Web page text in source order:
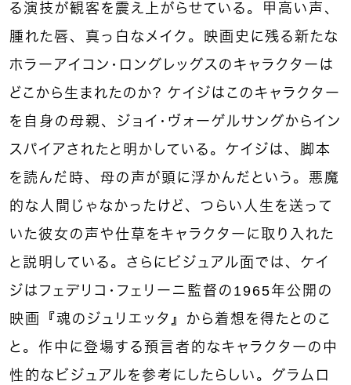
る演技が観客を震え上がらせている。甲高い声、
腫れた唇、真っ白なメイク。映画史に残る新たな
ホラーアイコン・ロングレッグスのキャラクターは
どこから生まれたのか？ ケイジはこのキャラクター
を自身の母親、ジョイ・ヴォーゲルサングからイン
スパイアされたと明かしている。ケイジは、脚本
を読んだ時、母の声が頭に浮かんだという。悪魔
的な人間じゃなかったけど、つらい人生を送って
いた彼女の声や仕草をキャラクターに取り入れた
と説明している。さらにビジュアル面では、ケイ
ジはフェデリコ・フェリーニ監督の1965年公開の
映画『魂のジュリエッタ』から着想を得たとのこ
と。作中に登場する預言者的なキャラクターの中
性的なビジュアルを参考にしたらしい。グラムロ